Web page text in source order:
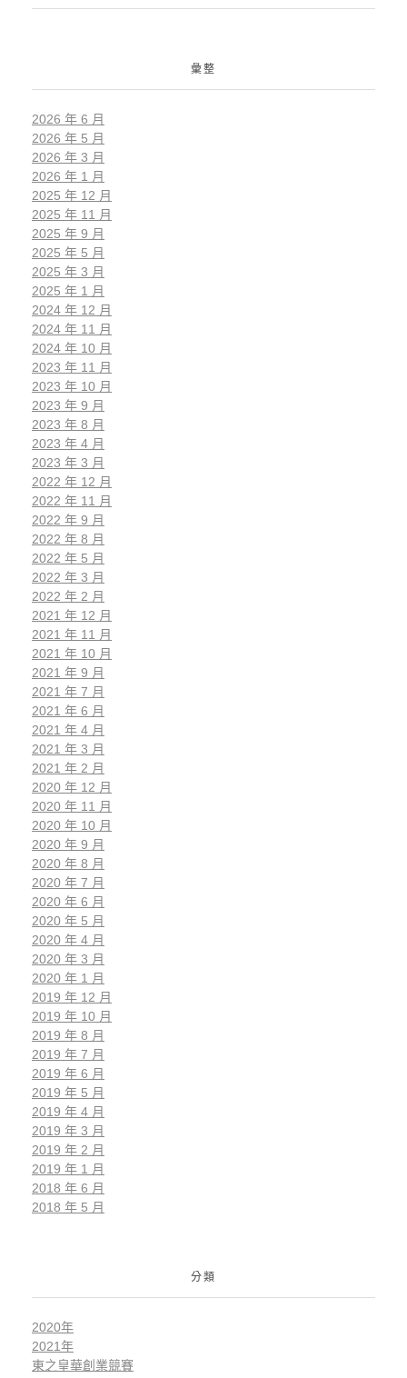
彙整
2026 年 6 月
2026 年 5 月
2026 年 3 月
2026 年 1 月
2025 年 12 月
2025 年 11 月
2025 年 9 月
2025 年 5 月
2025 年 3 月
2025 年 1 月
2024 年 12 月
2024 年 11 月
2024 年 10 月
2023 年 11 月
2023 年 10 月
2023 年 9 月
2023 年 8 月
2023 年 4 月
2023 年 3 月
2022 年 12 月
2022 年 11 月
2022 年 9 月
2022 年 8 月
2022 年 5 月
2022 年 3 月
2022 年 2 月
2021 年 12 月
2021 年 11 月
2021 年 10 月
2021 年 9 月
2021 年 7 月
2021 年 6 月
2021 年 4 月
2021 年 3 月
2021 年 2 月
2020 年 12 月
2020 年 11 月
2020 年 10 月
2020 年 9 月
2020 年 8 月
2020 年 7 月
2020 年 6 月
2020 年 5 月
2020 年 4 月
2020 年 3 月
2020 年 1 月
2019 年 12 月
2019 年 10 月
2019 年 8 月
2019 年 7 月
2019 年 6 月
2019 年 5 月
2019 年 4 月
2019 年 3 月
2019 年 2 月
2019 年 1 月
2018 年 6 月
2018 年 5 月
分類
2020年
2021年
東之皇華創業競賽